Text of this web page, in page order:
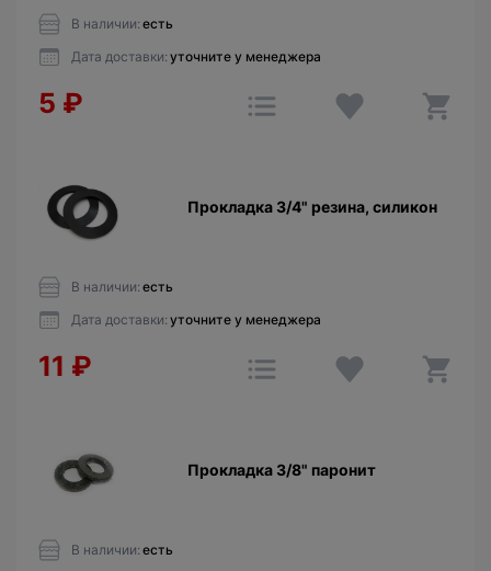
В наличии: есть
Дата доставки: уточните у менеджера
5 ₽
Прокладкa 3/4" резина, силикон
В наличии: есть
Дата доставки: уточните у менеджера
11 ₽
Прокладкa 3/8" паронит
В наличии: есть